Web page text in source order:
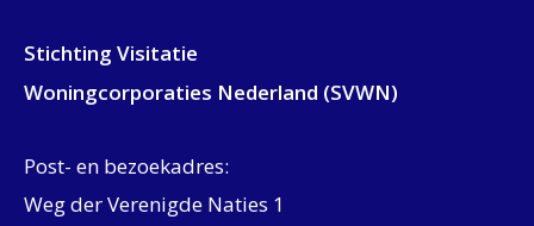
Stichting Visitatie
Woningcorporaties Nederland (SVWN)
Post- en bezoekadres:
Weg der Verenigde Naties 1